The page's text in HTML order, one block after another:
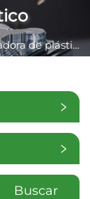
de plástico
Buscar